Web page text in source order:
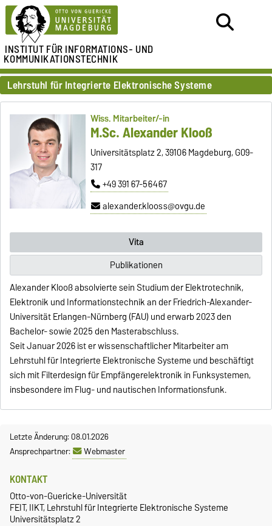
INSTITUT FÜRINFORMATIONS- UND
KOMMUNIKATIONSTECHNIK
Lehrstuhl für Integrierte Elektronische Systeme
Wiss. Mitarbeiter/-in
M.Sc. Alexander Klooß
Universitätsplatz 2, 39106 Magdeburg, G09-
317
+49 391 67-56467
alexander.klooss@ovgu.de
Vita
Publikationen
Alexander Klooß absolvierte sein Studium der Elektrotechnik,
Elektronik und Informationstechnik an der Friedrich-Alexander-
Universität Erlangen-Nürnberg (FAU) und erwarb 2023 den
Bachelor- sowie 2025 den Masterabschluss.
Seit Januar 2026 ist er wissenschaftlicher Mitarbeiter am
Lehrstuhl für Integrierte Elektronische Systeme und beschäftigt
sich mit Filterdesign für Empfängerelektronik in Funksystemen,
insbesondere im Flug- und nautischen Informationsfunk.
Letzte Änderung: 08.01.2026
Ansprechpartner:
Webmaster
KONTAKT
Otto-von-Guericke-Universität
FEIT, IIKT, Lehrstuhl für Integrierte Elektronische Systeme
Universitätsplatz 2